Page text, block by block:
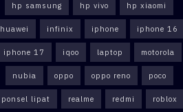
hp samsung hp vivo hp xiaomi
huawei infinix iphone iphone 16
iphone 17 iqoo laptop motorola
nubia oppo oppo reno poco
ponsel lipat realme redmi roblox